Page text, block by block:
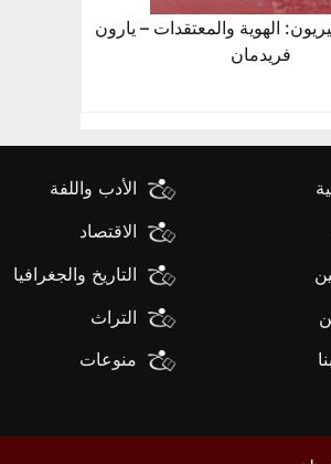
الهوية والمعتقدات – يارون
فريدمان
الأدب واللفة
الاقتصاد
التاريخ والجغرافيا
التراث
منوعات